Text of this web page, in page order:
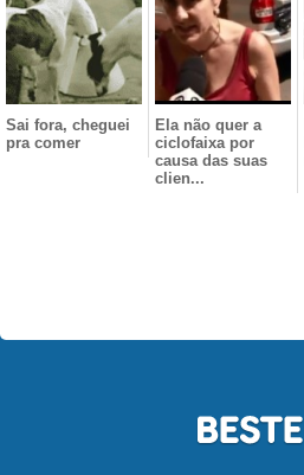
Sai fora, cheguei
pra comer
Ela não quer a
ciclofaixa por
causa das suas
clien...